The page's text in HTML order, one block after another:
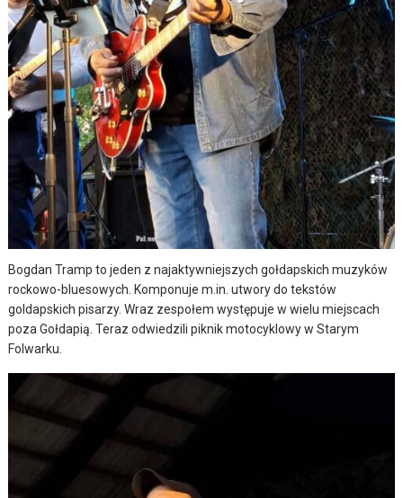
Bogdan Tramp to jeden z najaktywniejszych gołdapskich muzyków
rockowo-bluesowych. Komponuje m.in. utwory do tekstów
goldapskich pisarzy. Wraz zespołem występuje w wielu miejscach
poza Gołdapią. Teraz odwiedzili piknik motocyklowy w Starym
Folwarku.